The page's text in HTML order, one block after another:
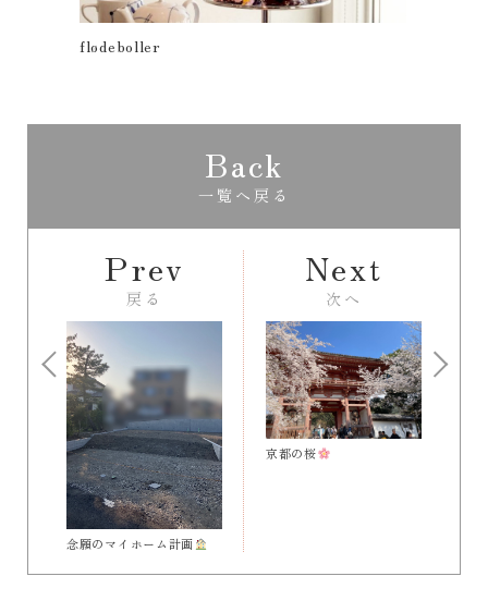
戸建てフルリノベーション
Prev
戻る
念願のマイホーム計画
Back
一覧へ戻る
京都の桜
Next
次へ